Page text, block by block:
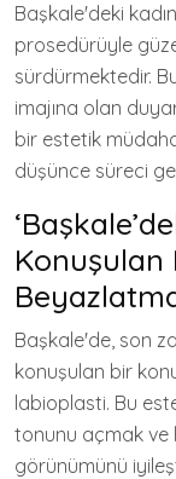
Başkale'deki
prosedürüyle
sürdürmektedir.
imajına olan
bir estetik
düşünce süreci
Konuşulan
Başkale'de, son
konuşulan bir
labioplasti. Bu
tonunu açmak ve
görünümünü